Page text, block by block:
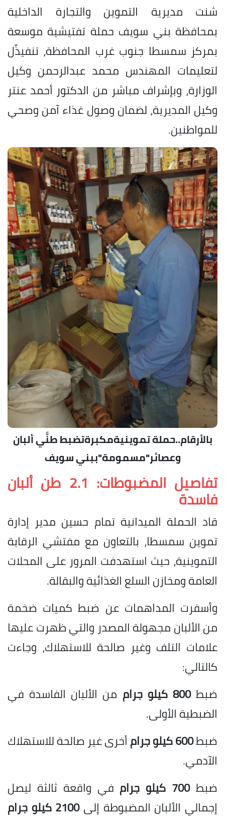
شنت مديرية التموين والتجارة الداخلية
بمحافظة بني سويف حملة تفتيشية موسعة
بمركز سمسطا جنوب غرب المحافظة، تنفيذًل
لتعليمات المهندس محمد عبدالرحمن وكيل
الوزارة، وبإشراف مباشر من الدكتور أحمد عنتر
وكيل المديرية، لضمان وصول غذاء آمن وصحي
للمواطنين.
بالأرقام..حملة تموينيةمكبرةتضبط طنَّي ألبان
وعصائر"مسمومة"ببني سويف
تفاصيل المضبوطات: 2.1 طن ألبان
فاسدة
قاد الحملة الميدانية تمام حسين مدير إدارة
تموين سمسطا، بالتعاون مع مفتشي الرقابة
التموينية، حيث استهدفت المرور على المحلات
العامة ومخازن السلع الغذائية والبقالة.
وأسفرت المداهمات عن ضبط كميات ضخمة
من الألبان مجهولة المصدر والتي ظهرت عليها
علامات التلف وغير صالحة للاستهلاك، وجاءت
كالتالي:
ضبط800 كيلو جرام
من الألبان الفاسدة في
الضبطية الأولى.
ضبط600 كيلو جرام
أخرى غير صالحة للاستهلاك
الآدمي.
ضبط700 كيلو جرام
في واقعة ثالثة ليصل
إجمالي الألبان المضبوطة إلى
2100 كيلو جرام